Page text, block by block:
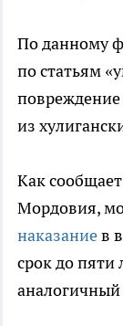
По данному
по статьям
из
Как
Мордовия,
наказаниев
срок до пяти
аналогичный